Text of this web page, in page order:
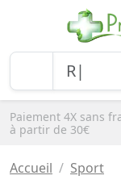
Paiement 4X sans
à partir de 30€
Accueil Sport